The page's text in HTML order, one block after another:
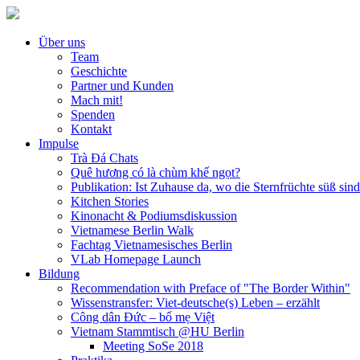
Über uns
Team
Geschichte
Partner und Kunden
Mach mit!
Spenden
Kontakt
Impulse
Trà Đá Chats
Quê hương có là chùm khế ngọt?
Publikation: Ist Zuhause da, wo die Sternfrüchte süß
Kitchen Stories
Kinonacht & Podiumsdiskussion
Vietnamese Berlin Walk
Fachtag Vietnamesisches Berlin
VLab Homepage Launch
Bildung
Recommendation with Preface of "The Border Within"
Wissenstransfer: Viet-deutsche(s) Leben – erzählt
Công dân Đức – bố mẹ Việt
Vietnam Stammtisch @HU Berlin
Meeting SoSe 2018